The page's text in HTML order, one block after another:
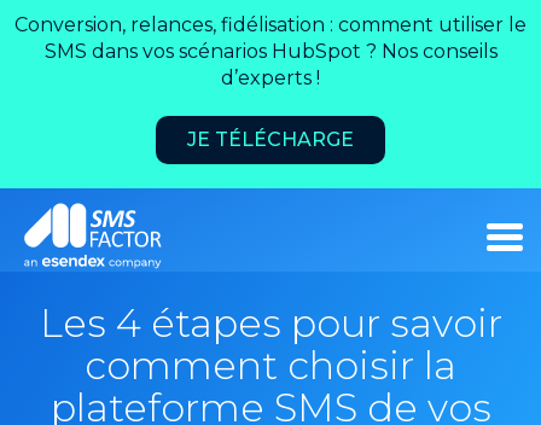
Conversion, relances, fidélisation : comment utiliser le
SMS dans vos scénarios HubSpot ? Nos conseils
d’experts !
JE TÉLÉCHARGE
Les 4 étapes pour savoir
comment choisir la
plateforme SMS de vos